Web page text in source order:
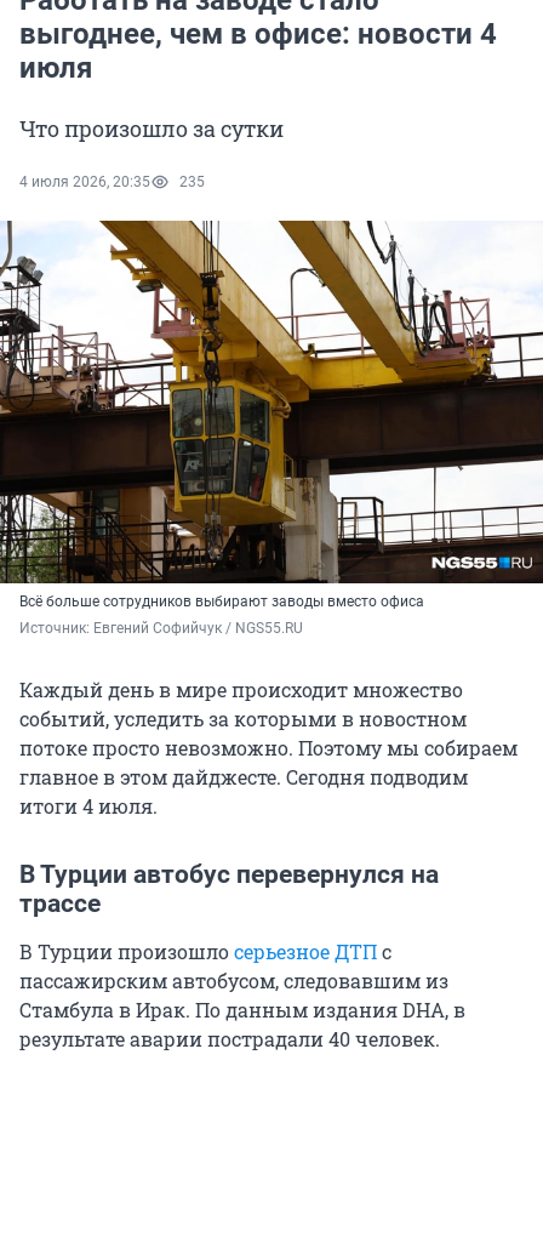
выгоднее, чем в офисе: новости 4
июля
Что произошло за сутки
4 июля 2026, 20:35 235
Всё больше сотрудников выбирают заводы вместо офиса
Источник: Евгений Софийчук / NGS55.RU
Каждый день в мире происходит множество
событий, уследить за которыми в новостном
потоке просто невозможно. Поэтому мы собираем
главное в этом дайджесте. Сегодня подводим
итоги 4 июля.
В Турции автобус перевернулся на
трассе
В Турции произошлосерьезное ДТПс
пассажирским автобусом, следовавшим из
Стамбула в Ирак. По данным издания DHA, в
результате аварии пострадали 40 человек.